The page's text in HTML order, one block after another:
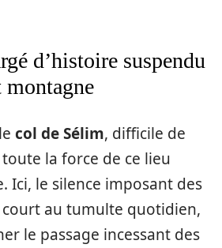
d’histoire suspendu
montagne
col de Sélim, difficile de
la force de ce lieu
Ici, le silence imposant des
au tumulte quotidien,
le passage incessant des